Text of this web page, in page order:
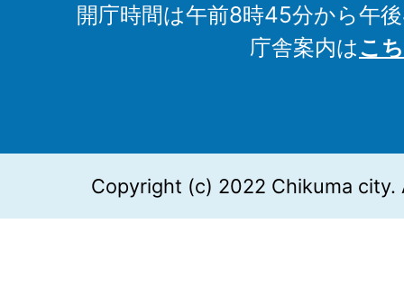
開庁時間は午前8時45分から午
庁舎案内はこ
Copyright (c) 2022 Chikuma city.